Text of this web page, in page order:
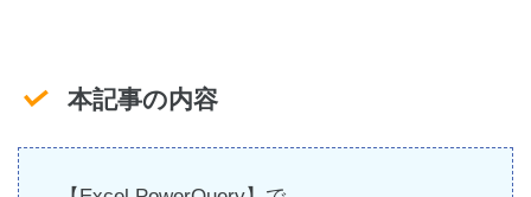
本記事の内容